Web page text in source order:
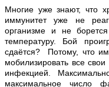
Многие уже знают, что
иммунитет уже не
организме и не
температуру. Бой
сдаётся? Потому, что
мобилизировать все
инфекцией.
максимальное число